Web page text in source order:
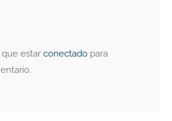
estar conectado para